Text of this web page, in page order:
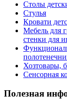
Столы
Стулья
Кровати
Мебель для
стенки для
Хозтовары,
Сенсорная
Полезная